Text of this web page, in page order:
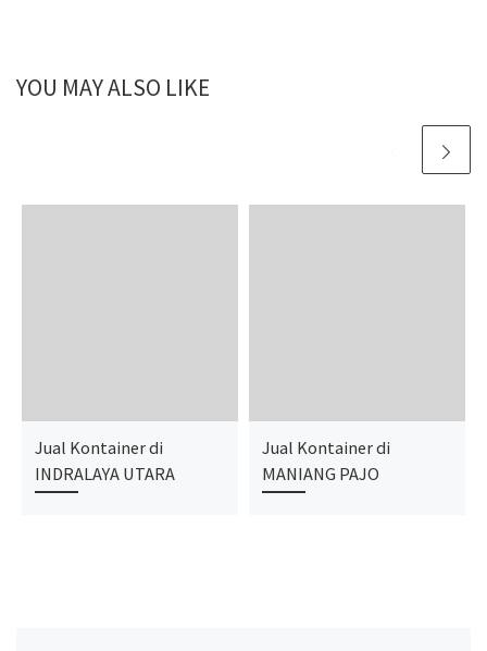
YOU MAY ALSO LIKE
Jual Kontainer di
INDRALAYA UTARA
Jual Kontainer di
MANIANG PAJO